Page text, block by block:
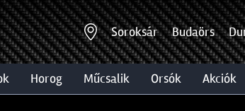
Soroksár Budaörs
horog műcsalik orsók akciók